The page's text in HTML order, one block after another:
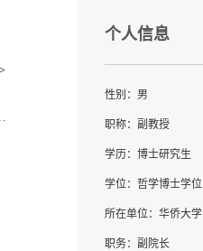
个人信息
性别：男
职称：副教授
学历：博士研究生
学位：哲学博士学位
所在单位：华侨大学
职务：副院长